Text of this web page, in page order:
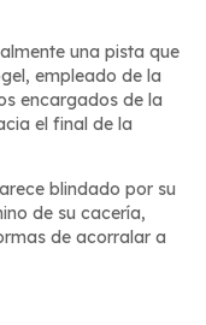
una pista que
empleado de la
encargados de la
el final de la
blindado por su
de su cacería,
de acorralar a